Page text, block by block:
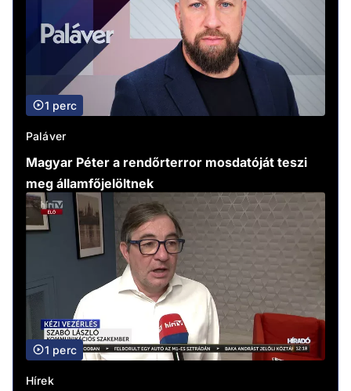
1 perc
Paláver
Magyar Péter a rendőrterror mosdatóját teszi
meg államfőjelöltnek
1 perc
Hírek